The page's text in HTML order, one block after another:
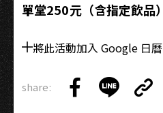
單堂250元（含指定飲品）
將此活動加入 Google 日曆
share:
Copy